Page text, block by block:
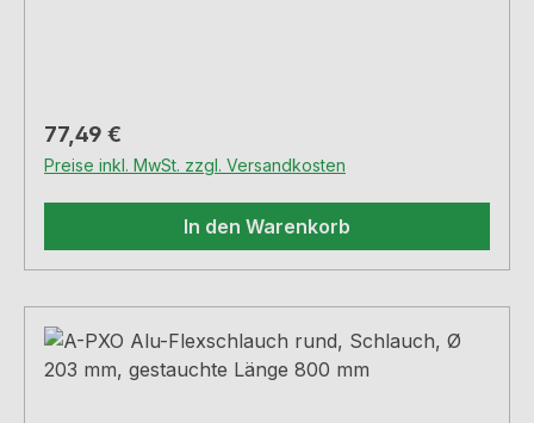
Regulärer Preis:
77,49 €
Preise inkl. MwSt. zzgl. Versandkosten
In den Warenkorb